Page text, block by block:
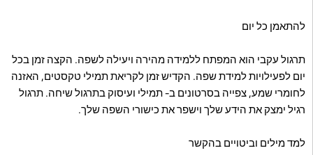
להתאמן כל יום
תרגול עקבי הוא המפתח ללמידה מהירה ויעילה לשפה. הקצה זמן בכל
יום לפעילויות למידת שפה. הקדיש זמן לקריאת תמילי טקסטים, האזנה
לחומרי שמע, צפייה בסרטונים ב- תמילי ועיסוק בתרגול שיחה. תרגול
רגיל ימצק את הידע שלך וישפר את כישורי השפה שלך.
למד מילים וביטויים בהקשר